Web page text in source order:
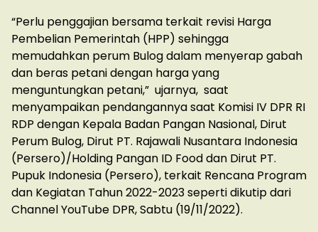
“Perlu penggajian bersama terkait revisi Harga
Pembelian Pemerintah (HPP) sehingga
memudahkan perum Bulog dalam menyerap gabah
dan beras petani dengan harga yang
menguntungkan petani,” ujarnya, saat
menyampaikan pendangannya saat Komisi IV DPR RI
RDP dengan Kepala Badan Pangan Nasional, Dirut
Perum Bulog, Dirut PT. Rajawali Nusantara Indonesia
(Persero)/Holding Pangan ID Food dan Dirut PT.
Pupuk Indonesia (Persero), terkait Rencana Program
dan Kegiatan Tahun 2022-2023 seperti dikutip dari
Channel YouTube DPR, Sabtu (19/11/2022).